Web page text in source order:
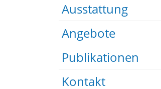
Ausstattung
Angebote
Publikationen
Kontakt